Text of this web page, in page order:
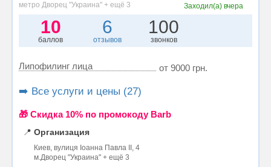
метро Дворец "Украина" + ещё 3 Заходил(а) вчера
10
баллов
6
отзывов
100
звонков
Липофилинг лица от 9000 грн.
➡️ Все услуги и цены (27)
🎁 Cкидка 10% по промокоду Barb
📍 Организация
Киев, вулиця Іоанна Павла II, 4
м.Дворец "Украина" + ещё 3